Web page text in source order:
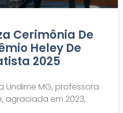
Cerimônia De
Heley De
2025
Undime MG, professora
agraciada em 2023,